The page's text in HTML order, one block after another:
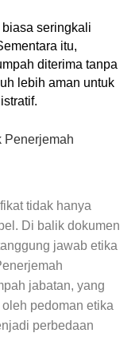
seringkali
itu,
diterima tanpa
lebih aman untuk
Penerjemah
tidak hanya
Di balik dokumen
jawab etika
jabatan, yang
pedoman etika
perbedaan